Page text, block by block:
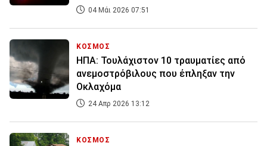
04 Μάι 2026 07:51
ΚΟΣΜΟΣ
ΗΠΑ: Τουλάχιστον 10 τραυματίες από
ανεμοστρόβιλους που έπληξαν την
Οκλαχόμα
24 Απρ 2026 13:12
ΚΟΣΜΟΣ